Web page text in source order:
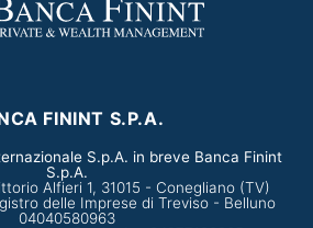
FININT S.P.A.
S.p.A. in breve Banca Finint
S.p.A.
Alfieri 1, 31015 - Conegliano (TV)
delle Imprese di Treviso - Belluno
04040580963